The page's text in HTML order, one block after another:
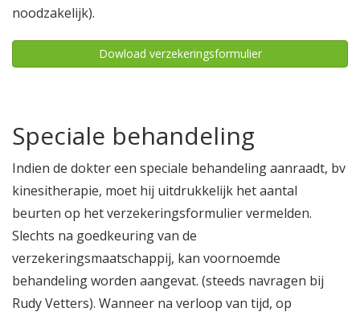
noodzakelijk).
Dowload verzekeringsformulier
Speciale behandeling
Indien de dokter een speciale behandeling aanraadt, bv
kinesitherapie, moet hij uitdrukkelijk het aantal
beurten op het verzekeringsformulier vermelden.
Slechts na goedkeuring van de
verzekeringsmaatschappij, kan voornoemde
behandeling worden aangevat. (steeds navragen bij
Rudy Vetters). Wanneer na verloop van tijd, op